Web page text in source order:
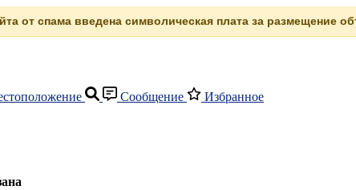
от спама введена символическая плата за размещение
Сообщение Избранное